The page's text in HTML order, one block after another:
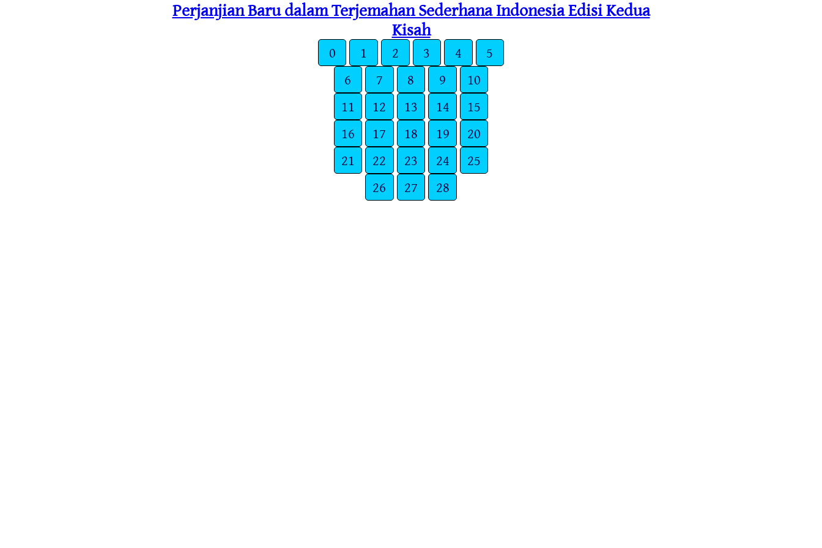
Perjanjian Baru dalam Terjemahan Sederhana Indonesia Edisi Kedua
Kisah
0 1 2 3 4
5
6
7 8 9
10
11
12 13 14
15
16
17 18 19
20
21
22 23 24
25
26
27 28